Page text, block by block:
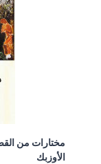
مختارات من
الأوزبك